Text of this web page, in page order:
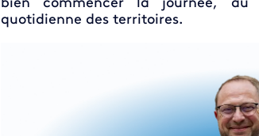
bien commencer la journée,
quotidienne des territoires.